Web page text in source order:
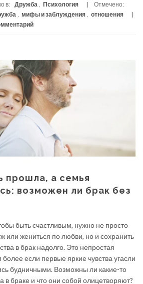
в: Дружба , Психология
Отмечено:
, мифы и заблуждения , отношения
прошла, а семья
возможен ли брак без
быть счастливым, нужно не просто
или жениться по любви, но и сохранить
в брак надолго. Это непростая
более если первые яркие чувства угасли
будничными. Возможны ли какие-то
в браке и что они собой олицетворяют?